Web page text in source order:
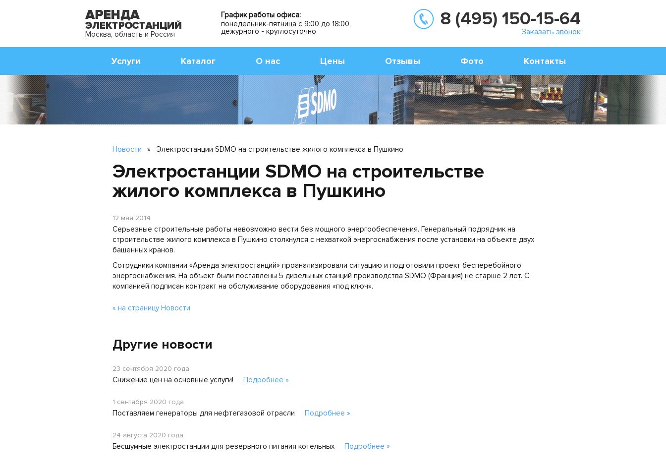
Москва, область и Россия
График работы офиса:
понедельник-пятница с 9:00 до 18:00,
дежурного - круглосуточно
8 (495) 150-15-64
Заказать звонок
Услуги Каталог О нас Цены Отзывы Фото Контакты
Новости » Электростанции SDMO на строительстве жилого комплекса в Пушкино
Электростанции SDMO на строительстве
жилого комплекса в Пушкино
12 мая 2014
Серьезные строительные работы невозможно вести без мощного энергообеспечения. Генеральный подрядчик на
строительстве жилого комплекса в Пушкино столкнулся с нехваткой энергоснабжения после установки на объекте двух
башенных кранов.
Сотрудники компании «Аренда электростанций» проанализировали ситуацию и подготовили проект бесперебойного
энергоснабжения. На объект были поставлены 5 дизельных станций производства SDMO (Франция) не старше 2 лет. С
компанией подписан контракт на обслуживание оборудования «под ключ».
« на страницу Новости
Другие новости
23 сентября 2020 года
Снижение цен на основные услуги! Подробнее »
1 сентября 2020 года
Поставляем генераторы для нефтегазовой отрасли Подробнее »
24 августа 2020 года
Бесшумные электростанции для резервного питания котельных Подробнее »